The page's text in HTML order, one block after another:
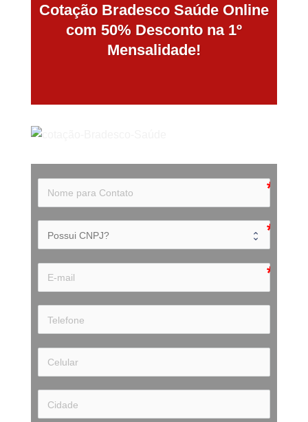
Cotação Bradesco Saúde Online
com 50% Desconto na 1º
Mensalidade!